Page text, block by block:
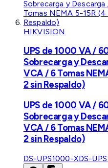
HIKVISION
UPS de 1000 VA /
Sobrecarga y
VCA / 6 Tomas
2 sin Respaldo)
UPS de 1000 VA /
Sobrecarga y
VCA / 6 Tomas
2 sin Respaldo)
DS-UPS1000-XDS-